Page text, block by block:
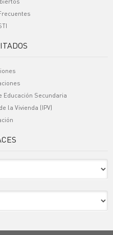
Educación Secundaria
la Vivienda (IPV)